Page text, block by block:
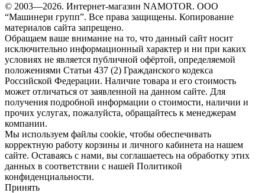
© 2003—2026. Интернет-магазин NAMOTOR. ООО
“Машинери групп”. Все права защищены. Копирование
материалов сайта запрещено.
Обращаем ваше внимание на то, что данный сайт носит
исключительно информационный характер и ни при каких
условиях не является публичной офёртой, определяемой
положениями Статьи 437 (2) Гражданского кодекса
Российской Федерации. Наличие товара и его стоимость
может отличаться от заявленной на данном сайте. Для
получения подробной информации о стоимости, наличии и
прочих услугах, пожалуйста, обращайтесь к менеджерам
компании.
Мы используем файлы cookie, чтобы обеспечивать
корректную работу корзины и личного кабинета на нашем
сайте. Оставаясь с нами, вы соглашаетесь на обработку этих
данных в соответствии с нашей Политикой
конфиденциальности.
Принять